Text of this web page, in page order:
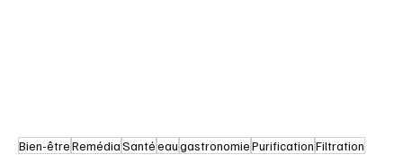
Bien-êtreRemédiaSantéeaugastronomiePurificationFiltration